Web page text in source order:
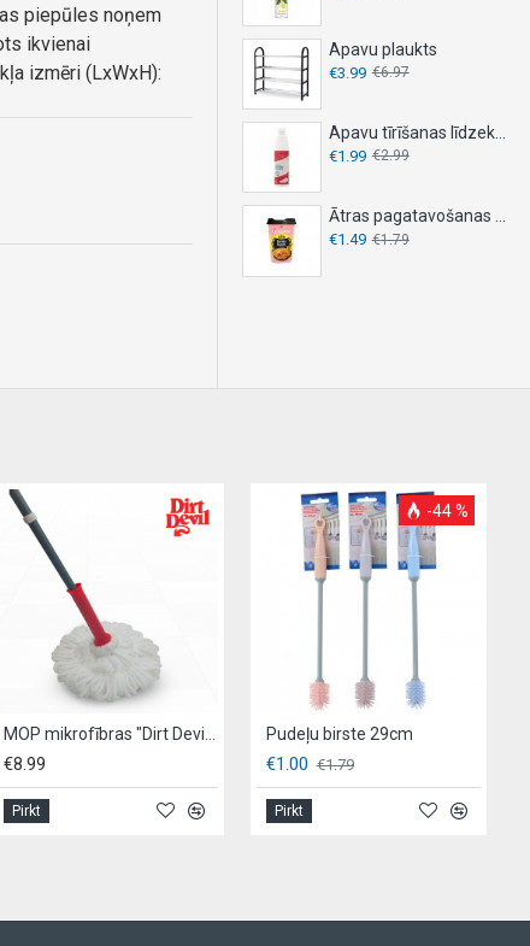
piepūles noņem
ikvienai
izmēri (LxWxH):
Apavu plaukts
€3.99 €6.97
Apavu tīrīšanas līdzeklis 150ml
€1.99 €2.99
€1.49 €1.79
MOP mikrofībras "Dirt Devil" Twist Ø7 x 125cm
-44 %
Pudeļu birste 29cm
€1.79